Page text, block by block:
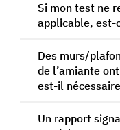
Si mon test ne
applicable, est-
Des murs/
de l’amiante
est-il
Un rapport